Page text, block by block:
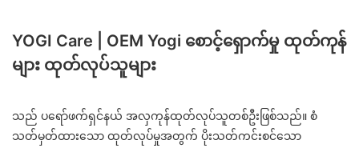
YOGI Care | OEM Yogi စောင့်ရှောက်မှု ထုတ်ကုန်
များ ထုတ်လုပ်သူများ
သည် ပရော်ဖက်ရှင်နယ် အလှကုန်ထုတ်လုပ်သူတစ်ဦးဖြစ်သည်။ စံ
သတ်မှတ်ထားသော ထုတ်လုပ်မှုအတွက် ပိုးသတ်ကင်းစင်သော